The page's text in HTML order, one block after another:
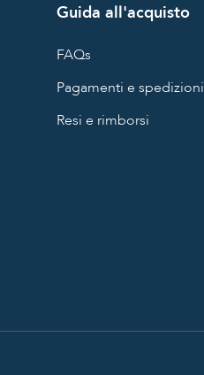
Guida all'acquisto
FAQs
Pagamenti e spedizioni
Resi e rimborsi